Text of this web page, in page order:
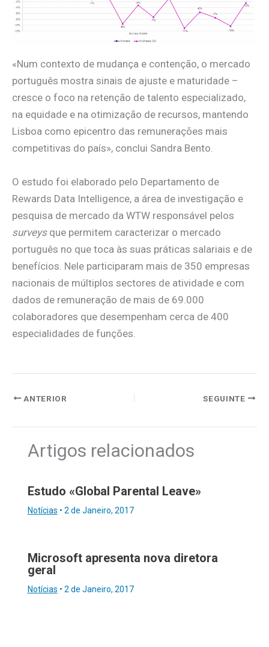
«Num contexto de mudança e contenção, o mercado
português mostra sinais de ajuste e maturidade –
cresce o foco na retenção de talento especializado,
na equidade e na otimização de recursos, mantendo
Lisboa como epicentro das remunerações mais
competitivas do país», conclui Sandra Bento.
O estudo foi elaborado pelo Departamento de
Rewards Data Intelligence, a área de investigação e
pesquisa de mercado da WTW responsável pelos
surveysque permitem caracterizar o mercado
português no que toca às suas práticas salariais e de
benefícios. Nele participaram mais de 350 empresas
nacionais de múltiplos sectores de atividade e com
dados de remuneração de mais de 69.000
colaboradores que desempenham cerca de 400
especialidades de funções.
ANTERIOR SEGUINTE
Artigos relacionados
Estudo «Global Parental Leave»
Notícias • 2 de Janeiro, 2017
Microsoft apresenta nova diretora
geral
Notícias • 2 de Janeiro, 2017